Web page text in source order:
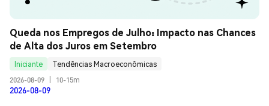
Queda nos Empregos de Julho: Impacto nas Chances
de Alta dos Juros em Setembro
Iniciante
Tendências Macroeconômicas
2026-08-09
10-15m
2026-08-09